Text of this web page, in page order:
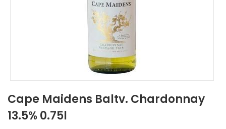
Cape Maidens Baltv. Chardonnay
13.5% 0.75l